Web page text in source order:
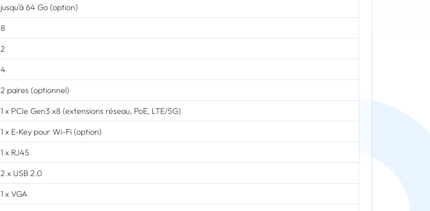
jusqu’à 64 Go (option)
8
2
4
2 paires (optionnel)
1 x PCIe Gen3 x8 (extensions réseau, PoE, LTE/5G)
1 x E-Key pour Wi-Fi (option)
1 x RJ45
2 x USB 2.0
1 x VGA